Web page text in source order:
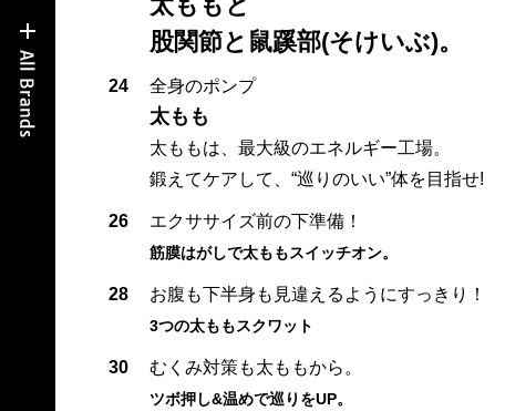
股関節と鼠蹊部(そけいぶ)。
24 全身のポンプ
太もも
太ももは、最大級のエネルギー工場。
鍛えてケアして、“巡りのいい”体を目指せ!
26 エクササイズ前の下準備！
筋膜はがしで太ももスイッチオン。
28 お腹も下半身も見違えるようにすっきり！
3つの太ももスクワット
30 むくみ対策も太ももから。
ツボ押し&温めで巡りをUP。